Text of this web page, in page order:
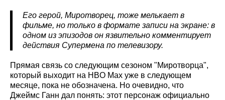
Его герой, Миротворец, тоже мелькает в
фильме, но только в формате записи на экране: в
одном из эпизодов он язвительно комментирует
действия Супермена по телевизору.
Прямая связь со следующим сезоном "Миротворца",
который выходит на HBO Max уже в следующем
месяце, пока не обозначена. Но очевидно, что
Джеймс Ганн дал понять: этот персонаж официально